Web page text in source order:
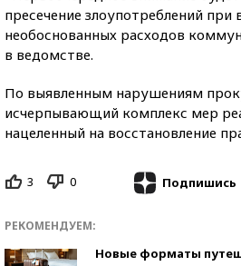
пресечение злоупотреблений
необоснованных расходов
в ведомстве.
По выявленным нарушениям
исчерпывающий комплекс мер
нацеленный на восстановление
3 0 Подпишись
РЕКОМЕНДУЕМ:
Новые форматы